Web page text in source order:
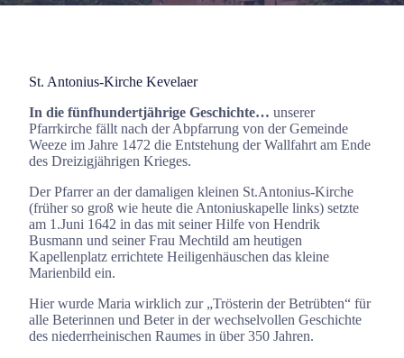
St. Antonius-Kirche Kevelaer
In die fünfhundertjährige Geschichte… unserer
Pfarrkirche fällt nach der Abpfarrung von der Gemeinde
Weeze im Jahre 1472 die Entstehung der Wallfahrt am Ende
des Dreizigjährigen Krieges.
Der Pfarrer an der damaligen kleinen St.Antonius-Kirche
(früher so groß wie heute die Antoniuskapelle links) setzte
am 1.Juni 1642 in das mit seiner Hilfe von Hendrik
Busmann und seiner Frau Mechtild am heutigen
Kapellenplatz errichtete Heiligenhäuschen das kleine
Marienbild ein.
Hier wurde Maria wirklich zur „Trösterin der Betrübten“ für
alle Beterinnen und Beter in der wechselvollen Geschichte
des niederrheinischen Raumes in über 350 Jahren.